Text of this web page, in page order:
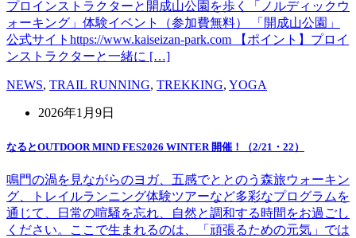
プロインストラクターと開成山公園を歩く「ノルディックウ
ォーキング」体験イベント（参加費無料） 「開成山公園」
公式サイトhttps://www.kaiseizan-park.com 【ポイント】プロイ
ンストラクターと一緒に […]
NEWS, TRAIL RUNNING, TREKKING, YOGA
2026年1月9日
なるとOUTDOOR MIND FES2026 WINTER 開催！（2/21・22）
鳴門の渦を見ながらのヨガ、五感でととのう森旅ウォーキン
グ、トレイルランニング体験ツアーなど多彩なプログラムを
通じて、日常の喧騒を忘れ、自然と調和する時間をお過ごし
ください。ここで生まれるのは、「頑張るための元気」では